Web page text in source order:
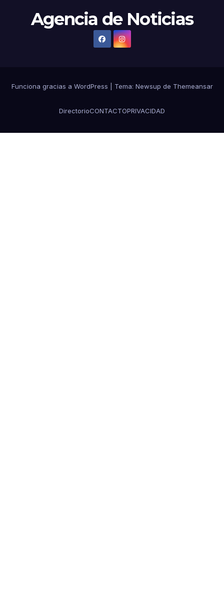
Agencia de Noticias
Funciona gracias a WordPress Tema: Newsup de Themeansar
DirectorioCONTACTOPRIVACIDAD